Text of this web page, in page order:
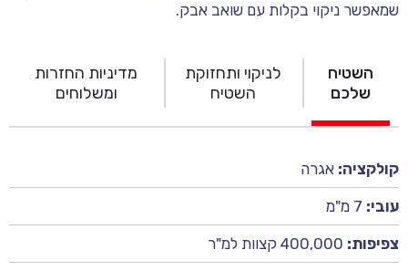
שמאפשר ניקוי בקלות עם שואב אבק.
השטיח
שלכם
לניקוי ותחזוקת
השטיח
מדיניות החזרות
ומשלוחים
קולקציה: אגרה
עובי: 7 מ"מ
צפיפות: 400,000 קצוות למ"ר